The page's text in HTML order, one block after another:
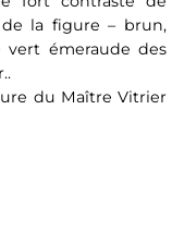
la figure – brun,
émeraude des
du Maître Vitrier